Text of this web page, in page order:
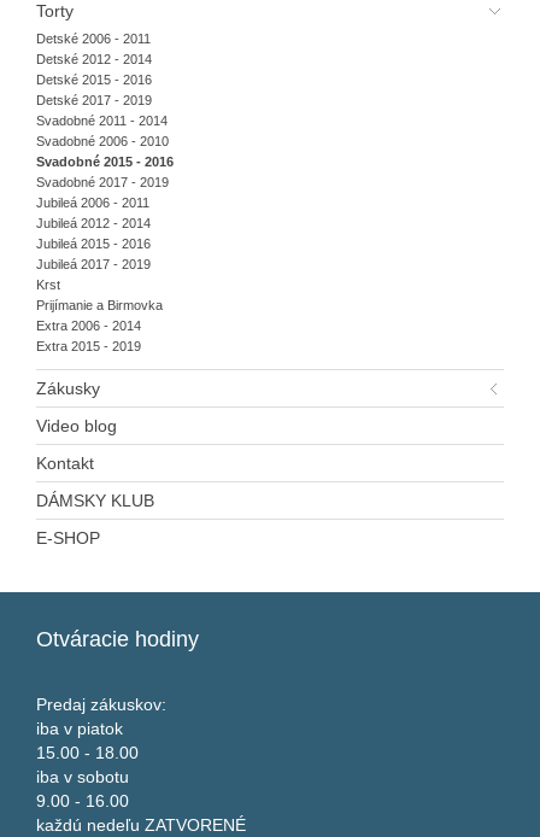
Torty
Detské 2006 - 2011
Detské 2012 - 2014
Detské 2015 - 2016
Detské 2017 - 2019
Svadobné 2011 - 2014
Svadobné 2006 - 2010
Svadobné 2015 - 2016
Svadobné 2017 - 2019
Jubileá 2006 - 2011
Jubileá 2012 - 2014
Jubileá 2015 - 2016
Jubileá 2017 - 2019
Krst
Prijímanie a Birmovka
Extra 2006 - 2014
Extra 2015 - 2019
Zákusky
Video blog
Kontakt
DÁMSKY KLUB
E-SHOP
Otváracie hodiny
Predaj zákuskov:
iba v piatok
15.00 - 18.00
iba v sobotu
9.00 - 16.00
každú nedeľu ZATVORENÉ